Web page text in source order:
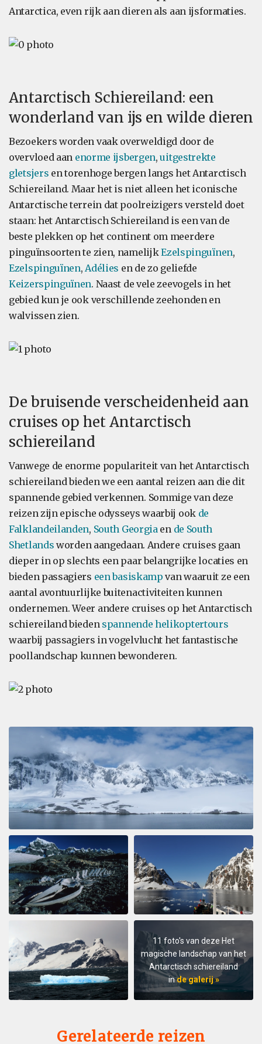
Antarctica, even rijk aan dieren als aan ijsformaties.
Antarctisch Schiereiland: een
wonderland van ijs en wilde dieren
Bezoekers worden vaak overweldigd door de
overvloed aan enorme ijsbergen,uitgestrekte
gletsjers en torenhoge bergen langs het Antarctisch
Schiereiland. Maar het is niet alleen het iconische
Antarctische terrein dat poolreizigers versteld doet
staan: het Antarctisch Schiereiland is een van de
beste plekken op het continent om meerdere
pinguïnsoorten te zien, namelijkEzelspinguïnen,
Ezelspinguïnen,Adélies en de zo geliefde
Keizerspinguïnen. Naast de vele zeevogels in het
gebied kun je ook verschillende zeehonden en
walvissen zien.
De bruisende verscheidenheid aan
cruises op het Antarctisch
schiereiland
Vanwege de enorme populariteit van het Antarctisch
schiereiland bieden we een aantal reizen aan die dit
spannende gebied verkennen. Sommige van deze
reizen zijn epische odysseys waarbij ook de
Falklandeilanden, South Georgiaen de South
Shetlands worden aangedaan. Andere cruises gaan
dieper in op slechts een paar belangrijke locaties en
bieden passagiers een basiskamp van waaruit ze een
aantal avontuurlijke buitenactiviteiten kunnen
ondernemen. Weer andere cruises op het Antarctisch
schiereiland bieden spannende helikoptertours
waarbij passagiers in vogelvlucht het fantastische
poollandschap kunnen bewonderen.
11 foto's van deze Het
magische landschap van het
Antarctisch schiereiland
inde galerij »
Gerelateerde reizen